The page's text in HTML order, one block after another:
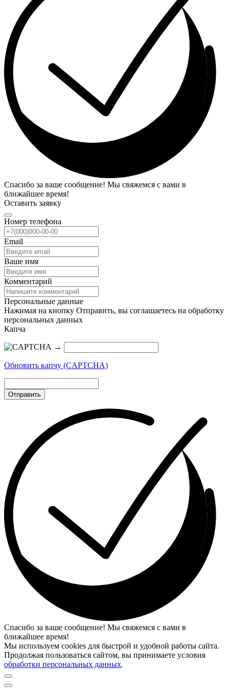
Спасибо за ваше сообщение! Мы свяжемся с вами в
ближайшее время!
Оставить заявку
Номер телефона
Email
Ваше имя
Комментарий
Персональные данные
Нажимая на кнопку Отправить, вы соглашаетесь на обработку
персональных данных
Капча
→
Обновить капчу (CAPTCHA)
Отправить
Спасибо за ваше сообщение! Мы свяжемся с вами в
ближайшее время!
Мы используем cookies для быстрой и удобной работы сайта.
Продолжая пользоваться сайтом, вы принимаете условия
обработки персональных данных.